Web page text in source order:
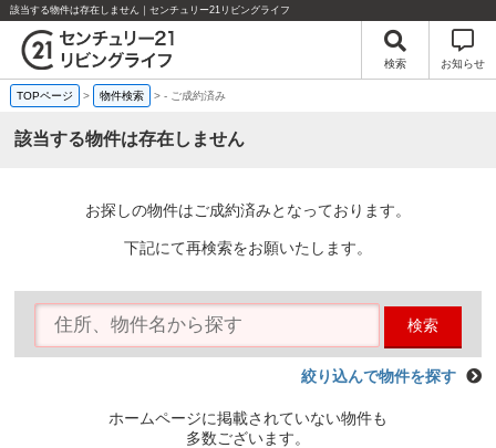
該当する物件は存在しません｜センチュリー21リビングライフ
検索 お知らせ
TOPページ > 物件検索 >- ご成約済み
該当する物件は存在しません
お探しの物件はご成約済みとなっております。
下記にて再検索をお願いたします。
検索
絞り込んで物件を探す
ホームページに掲載されていない物件も
多数ございます。